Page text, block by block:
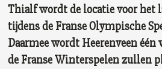
Thialf wordt de locatie voor het
tijdens de Franse Olympische
Daarmee wordt Heerenveen één
de Franse Winterspelen zullen